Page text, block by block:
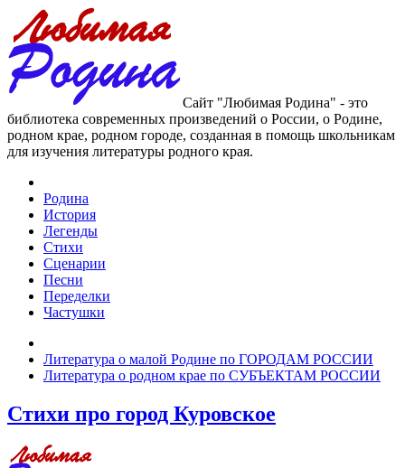
Сайт "Любимая Родина" - это
библиотека современных произведений о России, о Родине,
родном крае, родном городе, созданная в помощь школьникам
для изучения литературы родного края.
Родина
История
Легенды
Стихи
Сценарии
Песни
Переделки
Частушки
Литература о малой Родине по ГОРОДАМ РОССИИ
Литература о родном крае по СУБЪЕКТАМ РОССИИ
Стихи про город Куровское